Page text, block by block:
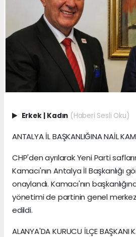
Erkek | Kadın (Haberi Sesli Oku)
ANTALYA İL BAŞKANLIĞINA NAİL
CHP'den ayrılarak Yeni Parti
Kamacı'nın Antalya İl Başkanlığı
onaylandı. Kamacı'nın
yönetimi de partinin genel
edildi.
ALANYA'DA KURUCU İLÇE BAŞKANI